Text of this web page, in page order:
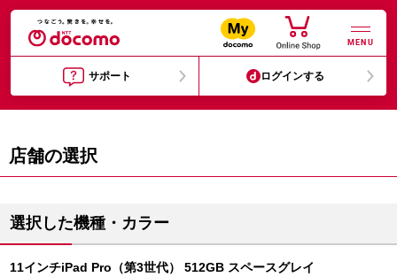
MENU
サポート ログインする
店舗の選択
選択した機種・カラー
11インチiPad Pro（第3世代） 512GB スペースグレイ